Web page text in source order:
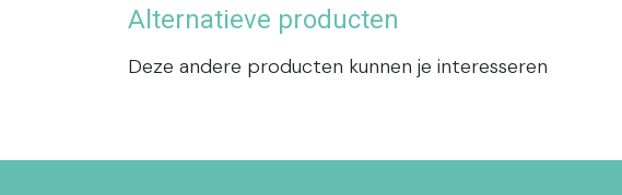
Alternatieve producten
Deze andere producten kunnen je interesseren